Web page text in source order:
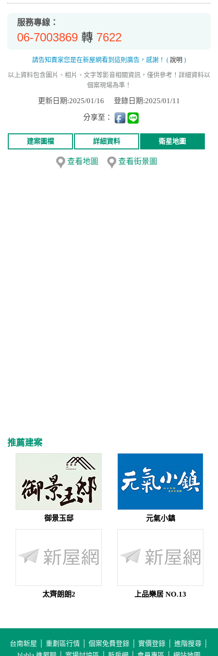
服務專線：
06-7003869 轉 7622
請告知賣家您是在新屋網看到這則廣告，感謝！ ( 說明 )
以上資料包含圖片、相片、文字等影音相關資訊，僅供參考！詳細資料以
個案現場為準！
更新日期:2025/01/16 登錄日期:2025/01/11
分享至：
建案圖檔 詳細資料 衛星地圖
查看地圖 查看街景圖
推薦建案
御景玉邸 元氣小鎮
太齊朗朗2 上品樂居 NO.13
台南新屋 重劃區行情 個案免費登錄 實價登錄 進階搜尋